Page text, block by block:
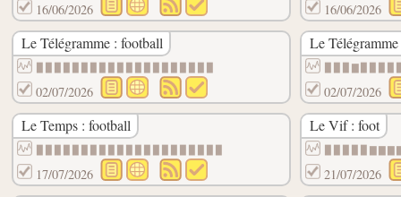
16/06/2026 16/06/2026
Le Télégramme : football
02/07/2026
Le
02/07/2026
Le Temps : football
17/07/2026
Le Vif : foot
21/07/2026